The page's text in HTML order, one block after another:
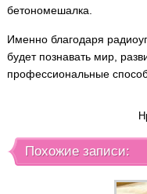
бетономешалка.
Именно благодаря
будет познавать мир,
профессиональные
Похожие записи: